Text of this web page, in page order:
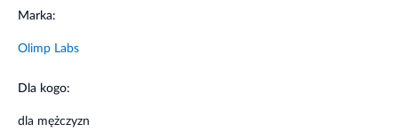
Zalecane dzienne spożycie
Stosowanie: 1 kapsułka raz dziennie w trakcie posiłku.
Zaleca się stosowanie preparatu przez minimum miesiąc.
Marka:
Olimp Labs
Dla kogo:
dla mężczyzn